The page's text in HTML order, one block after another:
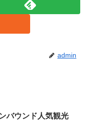
admin
バウンド人気観光